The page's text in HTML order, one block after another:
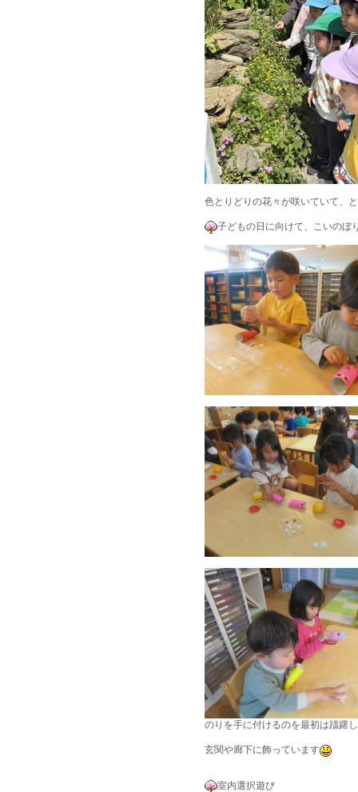
色とりどりの花々が咲いていて、
子どもの日に向けて、こいのぼ
のりを手に付けるのを最初は躊躇
玄関や廊下に飾っています
室内選択遊び